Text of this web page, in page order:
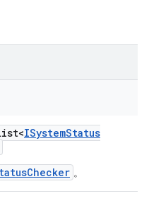
ISystemStatus
。